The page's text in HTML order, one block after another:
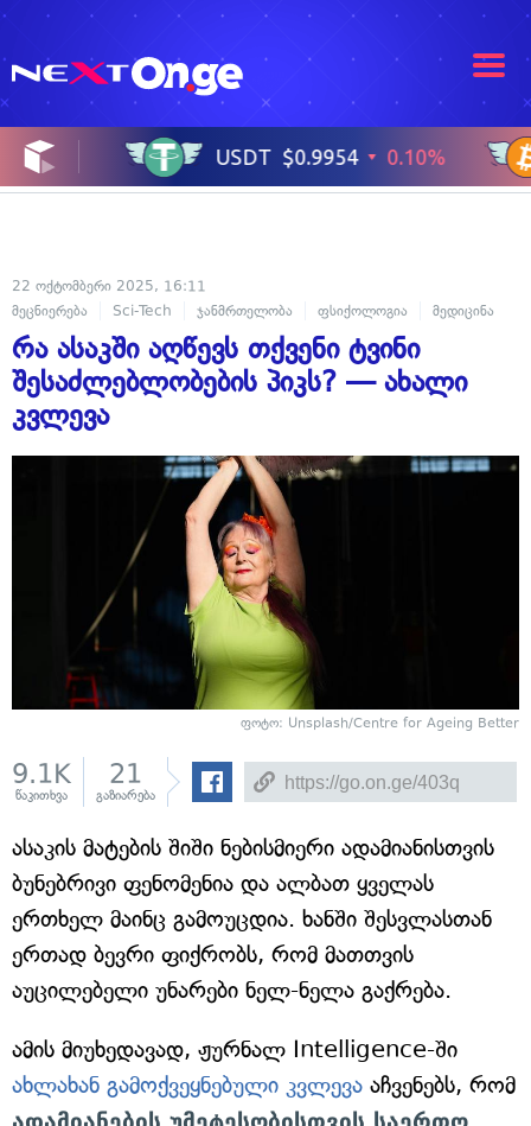
22 ოქტომბერი 2025, 16:11
მეცნიერება
Sci-Tech ჯანმრთელობა ფსიქოლოგია მედიცინა
რა ასაკში აღწევს თქვენი ტვინი
შესაძლებლობების პიკს? — ახალი
კვლევა
ფოტო: Unsplash/Centre for Ageing Better
9.1K
წაკითხვა
21
გაზიარება
ასაკის მატების შიში ნებისმიერი ადამიანისთვის
ბუნებრივი ფენომენია და ალბათ ყველას
ერთხელ მაინც გამოუცდია. ხანში შესვლასთან
ერთად ბევრი ფიქრობს, რომ მათთვის
აუცილებელი უნარები ნელ-ნელა გაქრება.
ამის მიუხედავად, ჟურნალ Intelligence-ში
ახლახან გამოქვეყნებული კვლევა აჩვენებს, რომ